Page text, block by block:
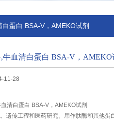
蛋白 BSA-V，AMEKO试剂
牛血清白蛋白 BSA-V，AMEKO
11-28
清白蛋白 BSA-V，AMEKO试剂
遗传工程和医药研究。用作肽酶和其他蛋